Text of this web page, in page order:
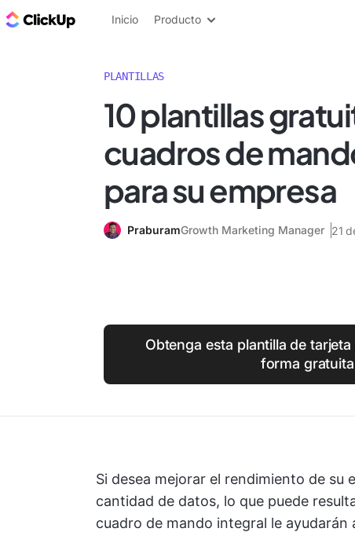
ClickUp Blog
Inicio Producto
PLANTILLAS
10 plantillas
cuadros de
para su empresa
PraburamGrowth Marketing Manager 21
Obtenga esta plantilla de
forma gratuita
Si desea mejorar el rendimiento de su
cantidad de datos, lo que puede
cuadro de mando integral le